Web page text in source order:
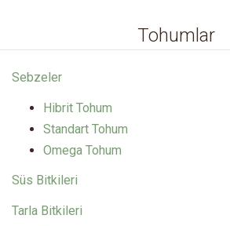
Tohumlar
Sebzeler
Hibrit Tohum
Standart Tohum
Omega Tohum
Süs Bitkileri
Tarla Bitkileri